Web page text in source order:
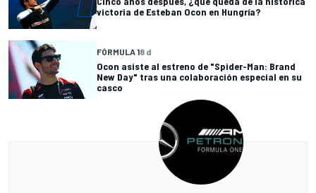
victoria de Esteban Ocon en Hungría?
FÓRMULA 18 d
Ocon asiste al estreno de "Spider-Man: Brand
New Day" tras una colaboración especial en su
casco